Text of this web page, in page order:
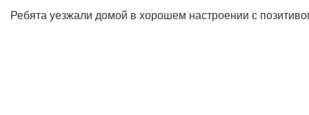
Ребята уезжали домой в хорошем настроении с